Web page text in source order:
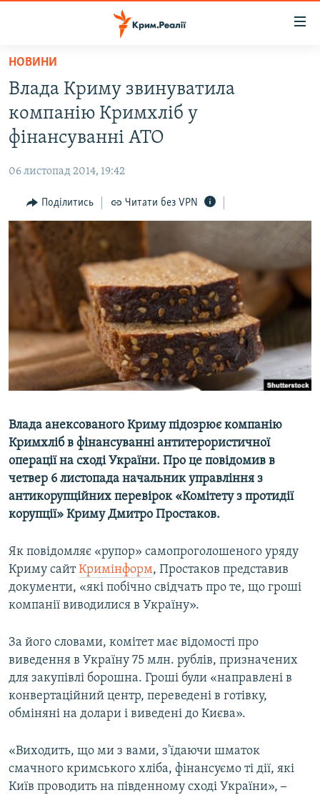
Перейти
основного
матеріалу
Перейти
до
основної
Перейти
до
пошуку
ВОДА.КРИМ
ВІДЕО ТА ФОТО
БЛОГИ
ПОГЛЯД
ІНТЕРВ'Ю
ВСЕ ЗА ДЕНЬ
СПЕЦПРОЕКТИ
ДЕПОРТАЦІЯ
ВІДЕОУРОКИ «ELIFBE»
СВІДЧЕННЯ ОКУПАЦІЇ
УКРАЇНСЬКА ПРОБЛЕМА КРИМУ
ЯК ОБІЙТИ БЛОКУВАННЯ
Русский
Qırımtatar
Усі сайти RFE/RL
НОВИНИ
Влада Криму звинуватила
компанію Кримхліб у
фінансуванні АТО
06 листопад 2014, 19:42
Поділитись Читати без VPN
Влада анексованого Криму підозрює компанію
Кримхліб в фінансуванні антитерористичної
операції на сході України. Про це повідомив в
четвер 6 листопада начальник управління з
антикорупційних перевірок «Комітету з протидії
корупції» Криму Дмитро Простаков.
Як повідомляє «рупор» самопроголошеного уряду
Криму сайтКримінформ, Простаков представив
документи, «які побічно свідчать про те, що гроші
компанії виводилися в Україну».
За його словами, комітет має відомості про
виведення в Україну 75 млн. рублів, призначених
для закупівлі борошна. Гроші були «направлені в
конвертаційний центр, переведені в готівку,
обміняні на долари і виведені до Києва».
«Виходить, що ми з вами, з'їдаючи шматок
смачного кримського хліба, фінансуємо ті дії, які
Київ проводить на південному сході України», –